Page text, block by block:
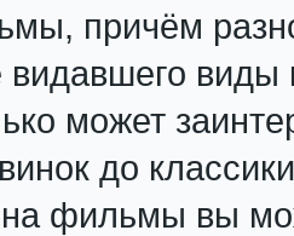
причём
видавшего виды
может
до
фильмы вы